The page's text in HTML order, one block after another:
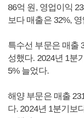
86억 원, 영업이익
보다 매출은 32%,
특수선 부문은 매출
성했다. 2024년 1분
5% 늘었다.
해양 부문은 매출
다. 2024년 1분기보